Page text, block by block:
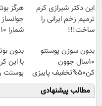
این دکتر شیرازی کرم
ترمیم زخم ایرانی را
ساخت!!!
هرگز
بدون سوزن پوستتو
10سال جوون
کن50%تخفیف پاییزی
بدون
با این
پوستت
مطالب پیشنهادی